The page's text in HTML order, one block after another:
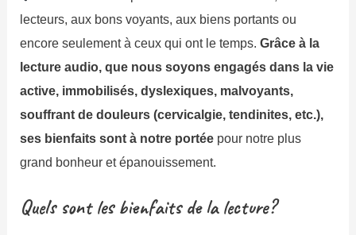
lecteurs, aux bons voyants, aux biens portants ou
encore seulement à ceux qui ont le temps.Grâce à la
lecture audio, que nous soyons engagés dans la vie
active, immobilisés, dyslexiques, malvoyants,
souffrant de douleurs (cervicalgie, tendinites, etc.),
ses bienfaits sont à notre portée pour notre plus
grand bonheur et épanouissement.
Quels sont les bienfaits de la lecture?